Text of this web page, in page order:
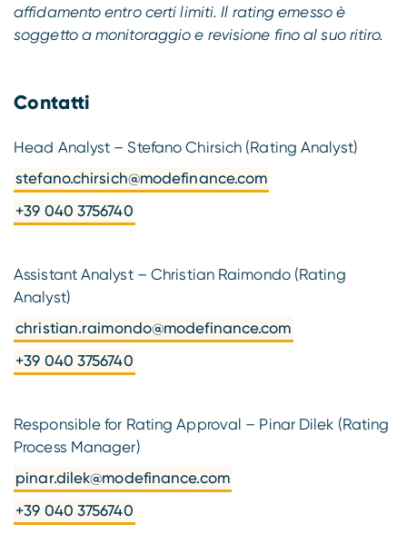
affidamento entro certi limiti. Il rating emesso è
soggetto a monitoraggio e revisione fino al suo ritiro.
Contatti
Head Analyst – Stefano Chirsich (Rating Analyst)
stefano.chirsich@modefinance.com
+39 040 3756740
Assistant Analyst – Christian Raimondo (Rating
Analyst)
christian.raimondo@modefinance.com
+39 040 3756740
Responsible for Rating Approval – Pinar Dilek (Rating
Process Manager)
pinar.dilek@modefinance.com
+39 040 3756740